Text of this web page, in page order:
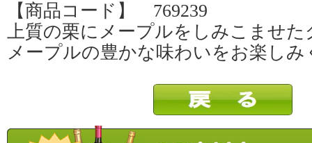
【商品コード】 769239
上質の栗にメープルをしみこませ
メープルの豊かな味わいをお楽しみ